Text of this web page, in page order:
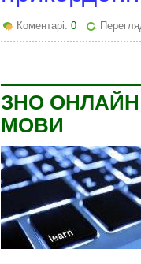
Коментарі: 0
ЗНО
МОВИ